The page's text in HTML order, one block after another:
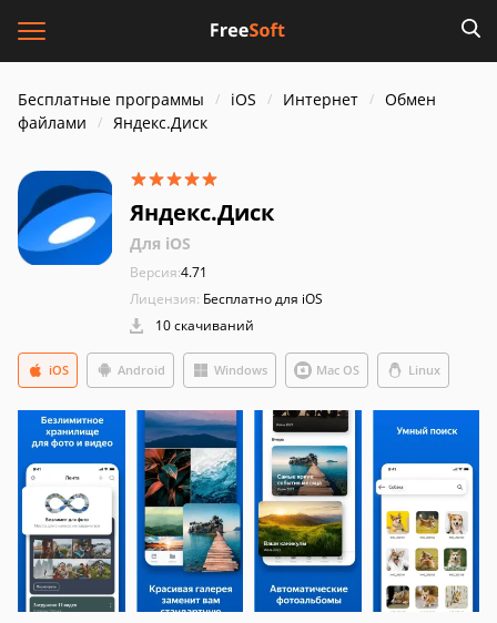
Бесплатные программы iOS Интернет
Обмен
файлами
Яндекс.Диск
Яндекс.Диск
Для iOS
Версия:4.71
Лицензия: Бесплатно для iOS
10 скачиваний
Android Windows Mac OS
iOS Linux